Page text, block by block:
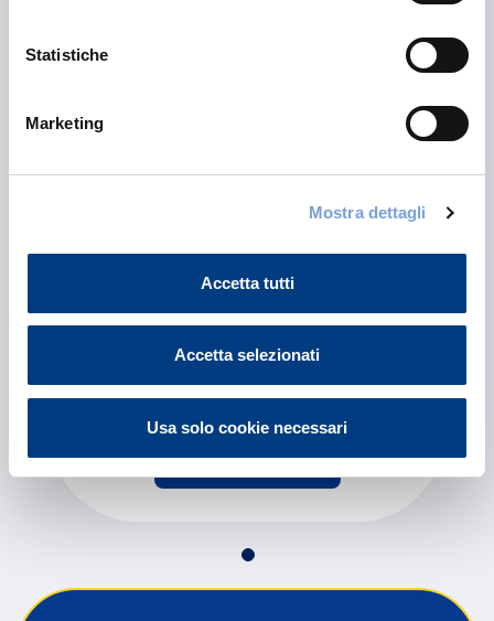
Statistiche
Marketing
Mostra dettagli
Accetta tutti
Accetta selezionati
Usa solo cookie necessari
Fondo Pensione Aperto Vittoria
Formula Lavoro
Leggi il contenuto